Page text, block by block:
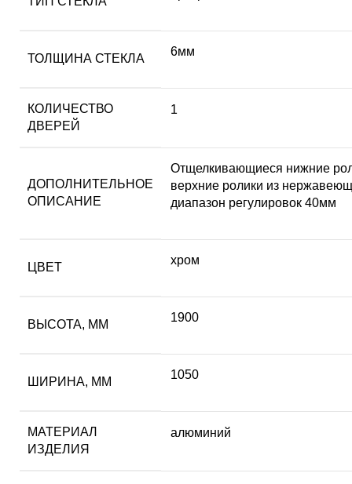
ТОЛЩИНА СТЕКЛА
6мм
КОЛИЧЕСТВО
ДВЕРЕЙ
1
ДОПОЛНИТЕЛЬНОЕ
ОПИСАНИЕ
Отщелкивающиеся нижние
верхние ролики из
диапазон регулировок 40мм
ЦВЕТ
хром
ВЫСОТА, ММ
1900
ШИРИНА, ММ
1050
МАТЕРИАЛ
ИЗДЕЛИЯ
алюминий